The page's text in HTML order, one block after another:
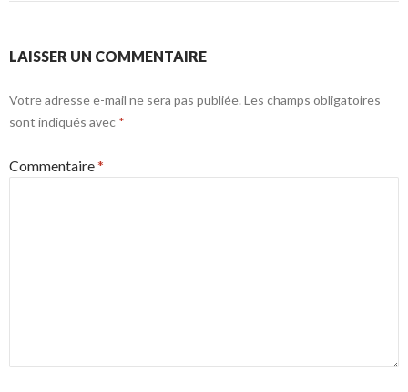
LAISSER UN COMMENTAIRE
Votre adresse e-mail ne sera pas publiée. Les champs obligatoires
sont indiqués avec *
Commentaire*